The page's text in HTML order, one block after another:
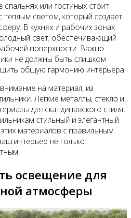
или гостиных стоит
теплым светом, который создает
В кухнях и рабочих зонах
свет, обеспечивающий
поверхности. Важно
не должны быть слишком
общую гармонию интерьера.
на материал, из
Легкие металлы, стекло и
для скандинавского стиля,
стильный и элегантный
материалов с правильным
интерьер не только
освещение для
атмосферы